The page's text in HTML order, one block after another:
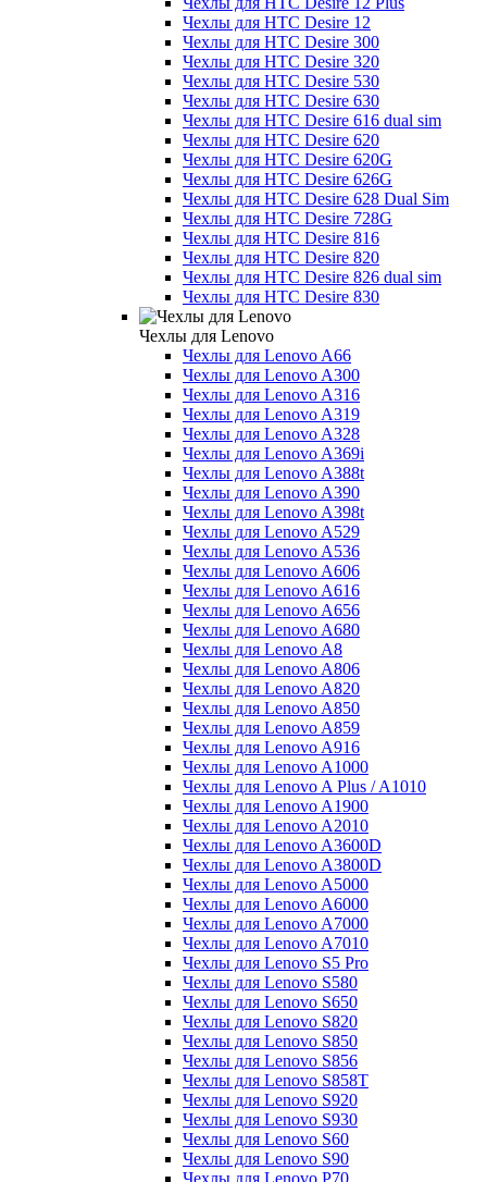
Чехлы для HTC Desire 12
Чехлы для HTC Desire 300
Чехлы для HTC Desire 320
Чехлы для HTC Desire 530
Чехлы для HTC Desire 630
Чехлы для HTC Desire 616 dual sim
Чехлы для HTC Desire 620
Чехлы для HTC Desire 620G
Чехлы для HTC Desire 626G
Чехлы для HTC Desire 628 Dual Sim
Чехлы для HTC Desire 728G
Чехлы для HTC Desire 816
Чехлы для HTC Desire 820
Чехлы для HTC Desire 826 dual sim
Чехлы для HTC Desire 830
Чехлы для Lenovo
Чехлы для Lenovo A66
Чехлы для Lenovo A300
Чехлы для Lenovo A316
Чехлы для Lenovo A319
Чехлы для Lenovo A328
Чехлы для Lenovo A369i
Чехлы для Lenovo A388t
Чехлы для Lenovo A390
Чехлы для Lenovo A398t
Чехлы для Lenovo A529
Чехлы для Lenovo A536
Чехлы для Lenovo A606
Чехлы для Lenovo A616
Чехлы для Lenovo A656
Чехлы для Lenovo A680
Чехлы для Lenovo A8
Чехлы для Lenovo A806
Чехлы для Lenovo A820
Чехлы для Lenovo A850
Чехлы для Lenovo A859
Чехлы для Lenovo A916
Чехлы для Lenovo A1000
Чехлы для Lenovo A Plus / A1010
Чехлы для Lenovo A1900
Чехлы для Lenovo A2010
Чехлы для Lenovo A3600D
Чехлы для Lenovo A3800D
Чехлы для Lenovo A5000
Чехлы для Lenovo A6000
Чехлы для Lenovo A7000
Чехлы для Lenovo A7010
Чехлы для Lenovo S5 Pro
Чехлы для Lenovo S580
Чехлы для Lenovo S650
Чехлы для Lenovo S820
Чехлы для Lenovo S850
Чехлы для Lenovo S856
Чехлы для Lenovo S858T
Чехлы для Lenovo S920
Чехлы для Lenovo S930
Чехлы для Lenovo S60
Чехлы для Lenovo S90
Чехлы для Lenovo P70